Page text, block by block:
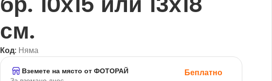
см.
Код: Няма
Вземете на място от ФОТОРАЙ
Беплатно